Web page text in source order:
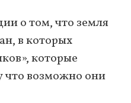
о том, что земля
в которых
которые
что возможно они